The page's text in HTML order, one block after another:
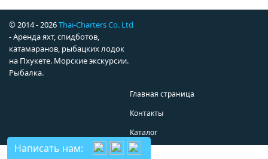
© 2014 - 2026Thai-Charters Co. Ltd
- Аренда яхт, спидботов,
катамаранов, рыбацких лодок
на Пхукете. Морские экскурсии.
Рыбалка.
Главная страница
Контакты
Каталог
Написать нам: